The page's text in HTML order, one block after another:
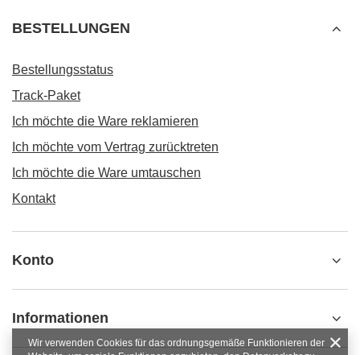
BESTELLUNGEN
Bestellungsstatus
Track-Paket
Ich möchte die Ware reklamieren
Ich möchte vom Vertrag zurücktreten
Ich möchte die Ware umtauschen
Kontakt
Konto
Informationen
Wir verwenden Cookies für das ordnungsgemäße Funktionieren der